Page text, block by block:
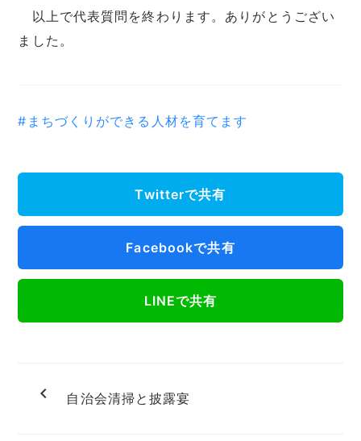
以上で代表質問を終わります。ありがとうござい
ました。
#まちづくりができる人材を育てます
Twitterで共有
Facebookで共有
LINEで共有
navigate_before 自治会清掃と披露宴